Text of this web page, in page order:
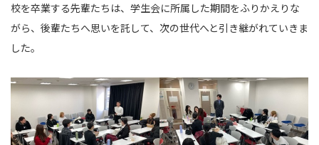
校を卒業する先輩たちは、学生会に所属した期間をふりかえりな
がら、後輩たちへ思いを託して、次の世代へと引き継がれていきま
した。